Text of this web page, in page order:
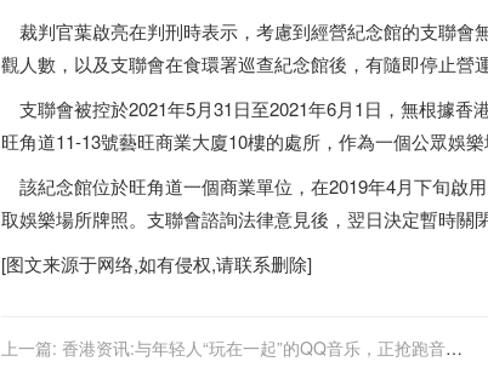
裁判官葉啟亮在判刑時表示，考慮到經營紀念館的支聯會
觀人數，以及支聯會在食環署巡查紀念館後，有隨即停止營
支聯會被控於2021年5月31日至2021年6月1日，無根據香
旺角道11-13號藝旺商業大廈10樓的處所，作為一個公眾娛
該紀念館位於旺角道一個商業單位，在2019年4月下旬啟
取娛樂場所牌照。支聯會諮詢法律意見後，翌日決定暫時關
[图文来源于网络,如有侵权,请联系删除]
上一篇: 香港资讯:与年轻人“玩在一起”的QQ音乐，正抢跑音娱